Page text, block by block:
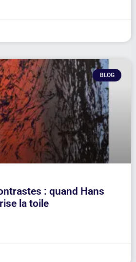
BLOG
: quand Hans
la toile